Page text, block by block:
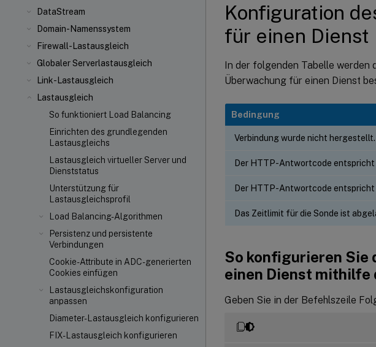
DataStream
Domain-Namenssystem
Firewall-Lastausgleich
Globaler Serverlastausgleich
Link-Lastausgleich
Lastausgleich
So funktioniert Load Balancing
Einrichten des grundlegenden
Lastausgleichs
Lastausgleich virtueller Server und
Dienststatus
Unterstützung für
Lastausgleichsprofil
Load Balancing-Algorithmen
Persistenz und persistente
Verbindungen
Cookie-Attribute in ADC-generierten
Cookies einfügen
Lastausgleichskonfiguration
anpassen
Diameter-Lastausgleich konfigurieren
FIX-Lastausgleich konfigurieren
Konfiguration
für einen Dienst
In der folgenden Tabelle werden
Überwachung für einen Dienst
Bedingung
Verbindung wurde nicht hergestellt.
Der HTTP-Antwortcode entspricht
Der HTTP-Antwortcode entspricht
Das Zeitlimit für die Sonde ist
So konfigurieren Sie
einen Dienst mithilfe
Geben Sie in der Befehlszeile